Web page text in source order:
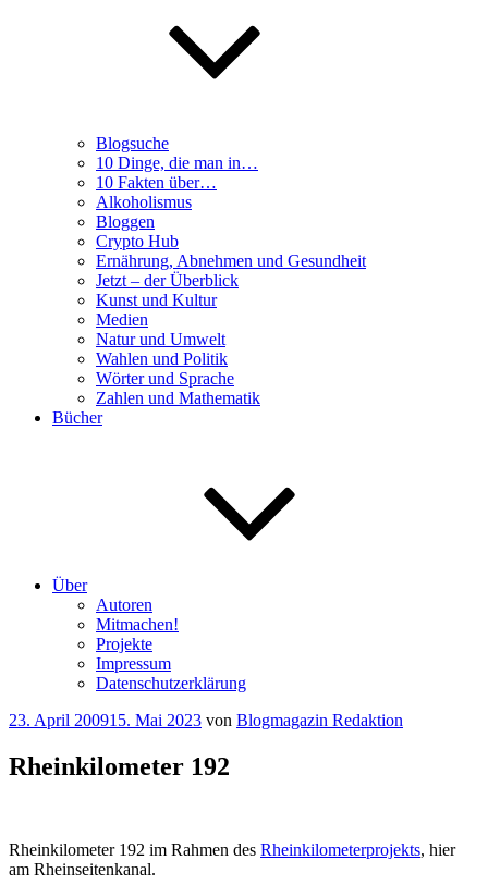
Blogsuche
10 Dinge, die man in…
10 Fakten über…
Alkoholismus
Bloggen
Crypto Hub
Ernährung, Abnehmen und Gesundheit
Jetzt – der Überblick
Kunst und Kultur
Medien
Natur und Umwelt
Wahlen und Politik
Wörter und Sprache
Zahlen und Mathematik
Bücher
Über
Autoren
Mitmachen!
Projekte
Impressum
Datenschutzerklärung
Veröffentlicht
23. April 200915. Mai 2023 von Blogmagazin Redaktion
Rheinkilometer 192
Rheinkilometer 192 im Rahmen des Rheinkilometerprojekts, hier
am Rheinseitenkanal.